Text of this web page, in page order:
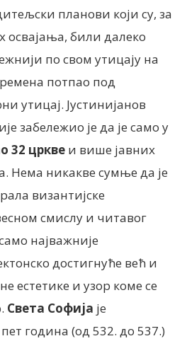
планови који су, за
освајања, били далеко
по свом утицају на
потпао под
утицај. Јустинијанов
забележио је да је само у
32 цркве и више јавних
Нема никакве сумње да је
византијске
смислу и читавог
најважније
достигнуће већ и
естетике и узор коме се
Света Софија је
година (од 532. до 537.)